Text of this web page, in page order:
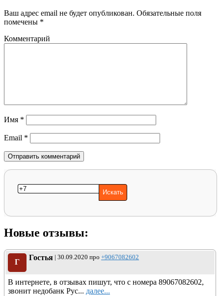
Ваш адрес email не будет опубликован. Обязательные поля
помечены *
Комментарий
Имя *
Email *
Новые отзывы:
Г
Гостья | 30.09.2020 про +9067082602
В интернете, в отзывах пишут, что с номера 89067082602,
звонит недобанк Рус... далее...